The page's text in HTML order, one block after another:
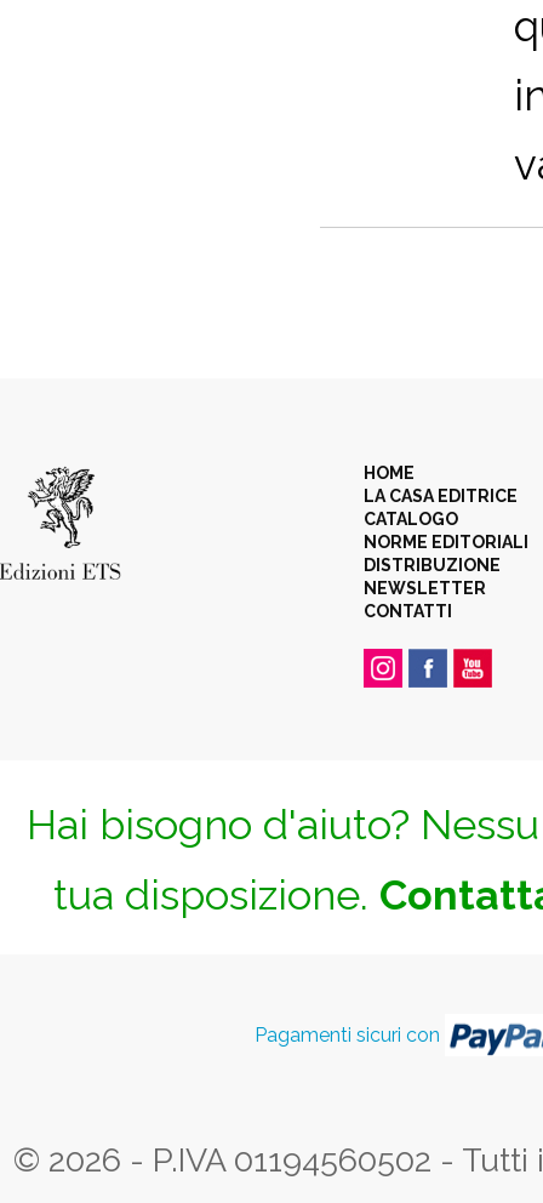
HOME
LA CASA EDITRICE
CATALOGO
NORME EDITORIALI
DISTRIBUZIONE
NEWSLETTER
CONTATTI
Hai bisogno d'aiuto?
tua disposizione.
Pagamenti sicuri con
© 2026 - P.IVA 01194560502 -